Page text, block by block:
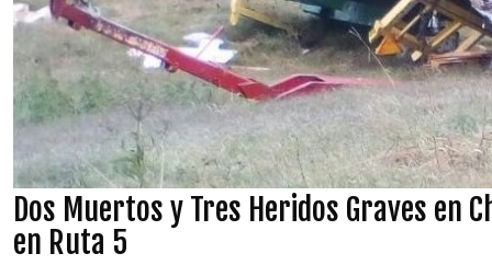
Dos Muertos y Tres Heridos Graves en
en Ruta 5